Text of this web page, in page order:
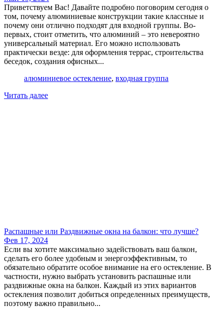
Приветствуем Вас! Давайте подробно поговорим сегодня о
том, почему алюминиевые конструкции такие классные и
почему они отлично подходят для входной группы. Во-
первых, стоит отметить, что алюминий – это невероятно
универсальный материал. Его можно использовать
практически везде: для оформления террас, строительства
беседок, создания офисных...
алюминиевое остекление, входная группа
Читать далее
Распашные или Раздвижные окна на балкон: что лучше?
Фев 17, 2024
Если вы хотите максимально задействовать ваш балкон,
сделать его более удобным и энергоэффективным, то
обязательно обратите особое внимание на его остекление. В
частности, нужно выбрать установить распашные или
раздвижные окна на балкон. Каждый из этих вариантов
остекления позволит добиться определенных преимуществ,
поэтому важно правильно...